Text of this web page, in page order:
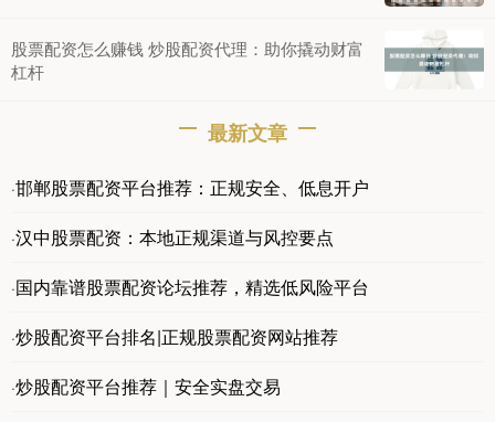
股票配资怎么赚钱 炒股配资代理：助你撬动财富
杠杆
最新文章
·邯郸股票配资平台推荐：正规安全、低息开户
·汉中股票配资：本地正规渠道与风控要点
·国内靠谱股票配资论坛推荐，精选低风险平台
·炒股配资平台排名|正规股票配资网站推荐
·炒股配资平台推荐｜安全实盘交易